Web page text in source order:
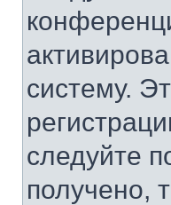
систему.
следуйте
получено,